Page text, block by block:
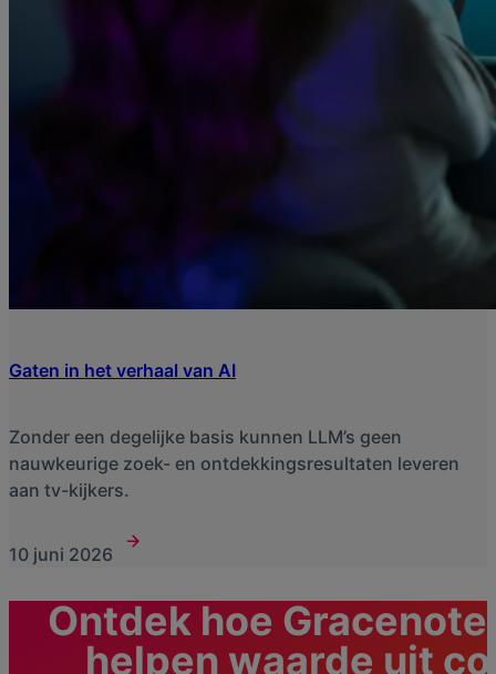
Gaten in het verhaal van AI
Zonder een degelijke basis kunnen LLM’s geen
nauwkeurige zoek- en ontdekkingsresultaten leveren
aan tv-kijkers.
10 juni 2026
Ontdek hoe
helpen waarde uit